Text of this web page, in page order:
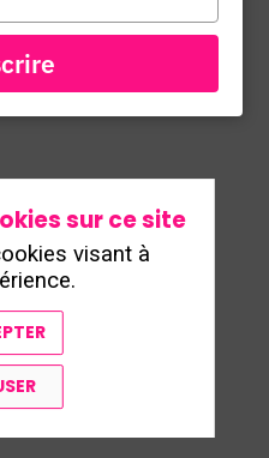
LES
sur ce site
visant à